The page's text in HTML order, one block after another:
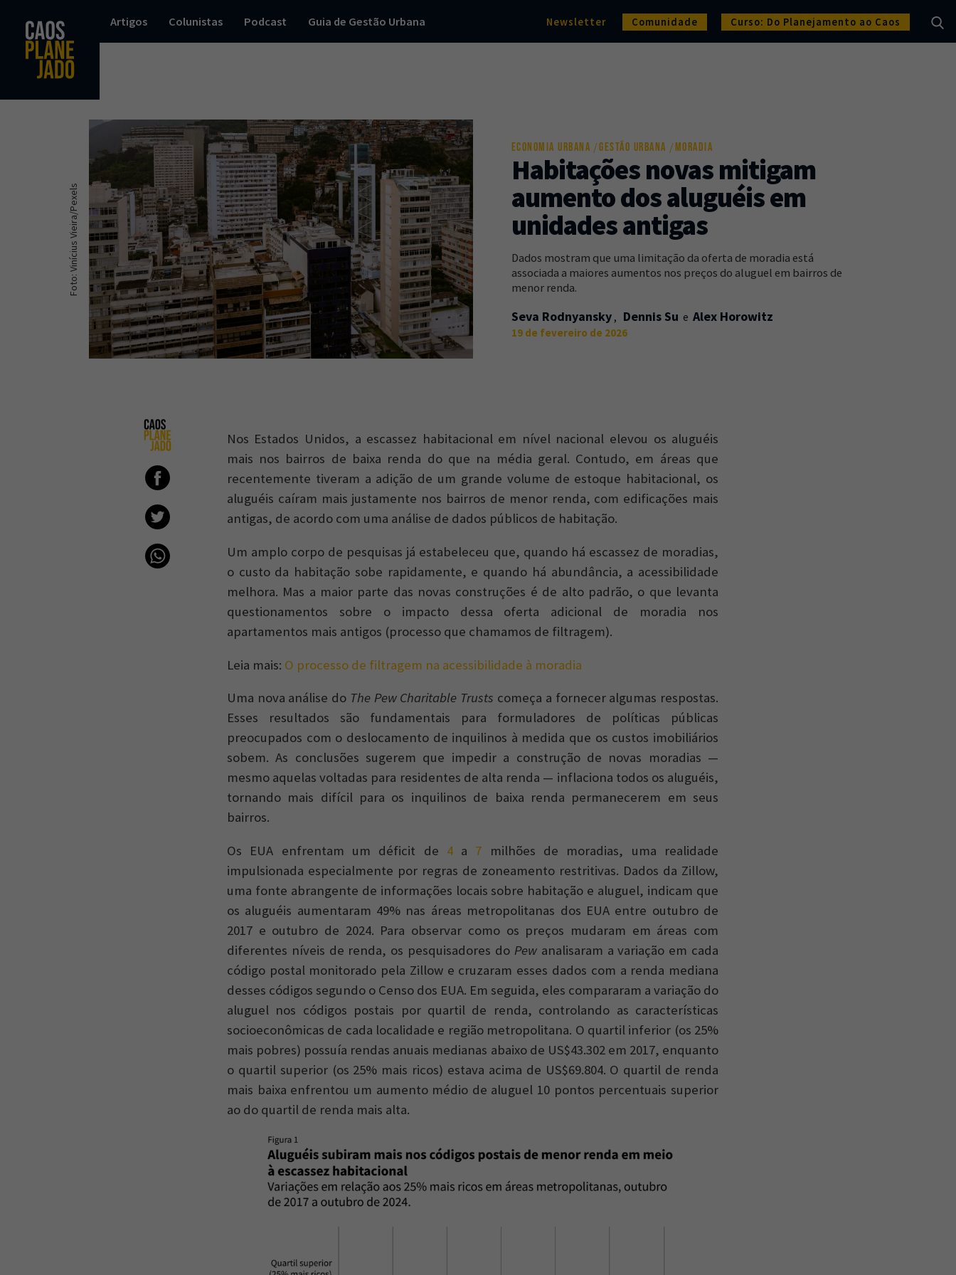
Artigos Colunistas Podcast Guia de Gestão Urbana Newsletter Comunidade Curso: Do Planejamento ao Caos
Foto: Vinícius Vieira/Pexels
ECONOMIA URBANA GESTÃO URBANA MORADIA
Habitações novas mitigam
aumento dos aluguéis em
unidades antigas
Dados mostram que uma limitação da oferta de moradia está
associada a maiores aumentos nos preços do aluguel em bairros de
menor renda.
Seva Rodnyansky Dennis Su Alex Horowitz
19 de fevereiro de 2026
Nos Estados Unidos, a escassez habitacional em nível nacional elevou os aluguéis
mais nos bairros de baixa renda do que na média geral. Contudo, em áreas que
recentemente tiveram a adição de um grande volume de estoque habitacional, os
aluguéis caíram mais justamente nos bairros de menor renda, com edificações mais
antigas, de acordo com uma análise de dados públicos de habitação.
Um amplo corpo de pesquisas já estabeleceu que, quando há escassez de moradias,
o custo da habitação sobe rapidamente, e quando há abundância, a acessibilidade
melhora. Mas a maior parte das novas construções é de alto padrão, o que levanta
questionamentos sobre o impacto dessa oferta adicional de moradia nos
apartamentos mais antigos (processo que chamamos de filtragem).
Leia mais: O processo de filtragem na acessibilidade à moradia
Uma nova análise do The Pew Charitable Trusts começa a fornecer algumas respostas.
Esses resultados são fundamentais para formuladores de políticas públicas
preocupados com o deslocamento de inquilinos à medida que os custos imobiliários
sobem. As conclusões sugerem que impedir a construção de novas moradias —
mesmo aquelas voltadas para residentes de alta renda — inflaciona todos os aluguéis,
tornando mais difícil para os inquilinos de baixa renda permanecerem em seus
bairros.
Os EUA enfrentam um déficit de 4a 7 milhões de moradias, uma realidade
impulsionada especialmente por regras de zoneamento restritivas. Dados da Zillow,
uma fonte abrangente de informações locais sobre habitação e aluguel, indicam que
os aluguéis aumentaram 49% nas áreas metropolitanas dos EUA entre outubro de
2017 e outubro de 2024. Para observar como os preços mudaram em áreas com
diferentes níveis de renda, os pesquisadores do Pewanalisaram a variação em cada
código postal monitorado pela Zillow e cruzaram esses dados com a renda mediana
desses códigos segundo o Censo dos EUA. Em seguida, eles compararam a variação do
aluguel nos códigos postais por quartil de renda, controlando as características
socioeconômicas de cada localidade e região metropolitana. O quartil inferior (os 25%
mais pobres) possuía rendas anuais medianas abaixo de US$43.302 em 2017, enquanto
o quartil superior (os 25% mais ricos) estava acima de US$69.804. O quartil de renda
mais baixa enfrentou um aumento médio de aluguel 10 pontos percentuais superior
ao do quartil de renda mais alta.